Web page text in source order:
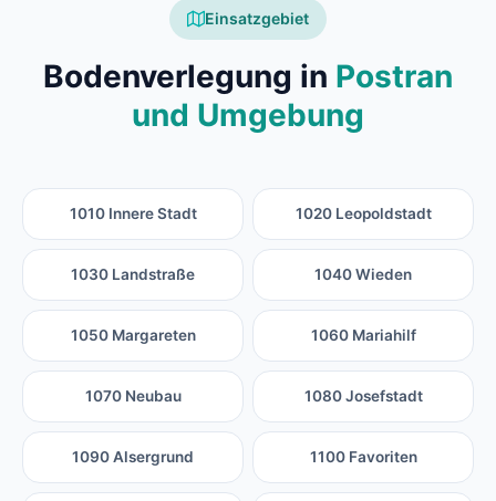
Einsatzgebiet
Bodenverlegung in Postran
und Umgebung
1010 Innere Stadt 1020 Leopoldstadt
1030 Landstraße 1040 Wieden
1050 Margareten 1060 Mariahilf
1070 Neubau 1080 Josefstadt
1090 Alsergrund 1100 Favoriten